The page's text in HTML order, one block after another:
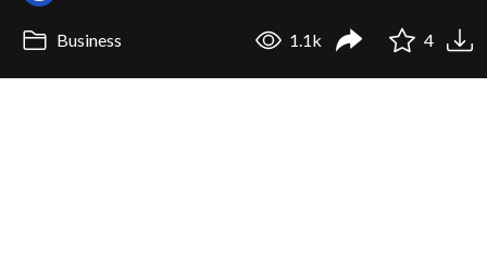
Business 1.1k 4